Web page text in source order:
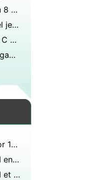
Er en BMI på 24 for høy for en 8 år gammel jente?
Hvor mye bør en 10 år gammel jente veie i kilo?
Hvordan å miste vekt etter en C Section
Hva er idealvekten for et 7 år gammelt barn?
Hva er gjennomsnittsvekten for 10-11 år gamle jenter?
Hva er gjennomsnittsvekten til en 13 år gammel gutt?
Hva er gjennomsnittsvekten til et barn med